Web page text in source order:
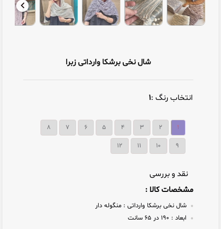
شال نخی برشکا وارداتی زبرا
انتخاب رنگ :۱
۱ ۲ ۳ ۴ ۵ ۶ ۷ ۸
9
10
11
12
نقد و بررسی
مشخصات کالا :
شال نخی برشکا وارداتی : منگوله دار
ابعاد :